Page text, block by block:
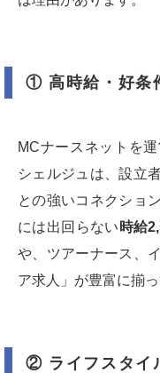
① 高時給・好条
MCナースネットを
シェルジュは、設立
との強いコネクショ
には出回らない 時給
や、ツアーナース、
ア求人」が豊富に揃っ
② ライフスタイ